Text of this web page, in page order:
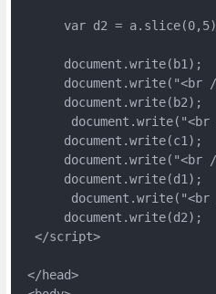
var d2 =
      document.write(b1);
document.write("<br
      document.write(b2);
document.write("<br
      document.write(c1);
document.write("<br
      document.write(d1);
document.write("<br
      document.write(d2);
  </script>
</head>